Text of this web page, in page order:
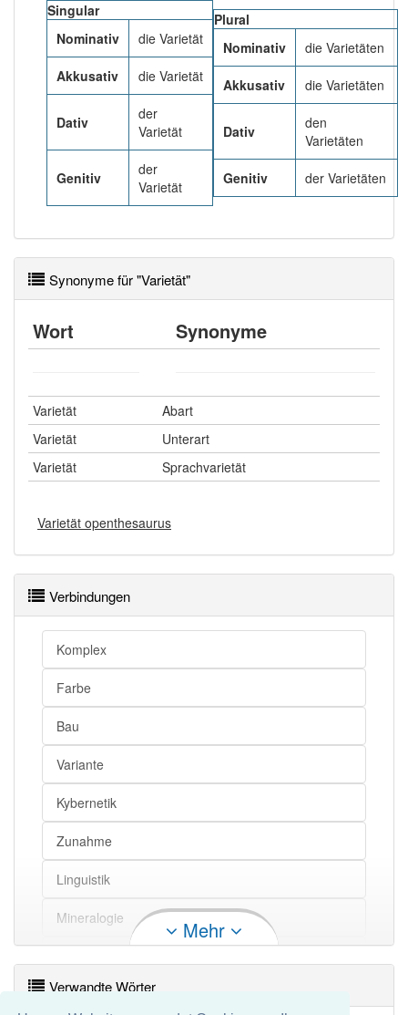
Singular
Nominativ
die Varietät
Akkusativ die Varietät
Dativ
der
Varietät
Genitiv
der
Varietät
Plural
Nominativ
die Varietäten
Akkusativ die Varietäten
Dativ
den
Varietäten
Genitiv der Varietäten
Synonyme für "Varietät"
Wort Synonyme
Varietät
Abart
Varietät
Unterart
Varietät
Sprachvarietät
Varietät openthesaurus
Verbindungen
Komplex
Farbe
Bau
Variante
Kybernetik
Zunahme
Linguistik
Mineralogie
Ausprägung
Mehr
Verwandte Wörter